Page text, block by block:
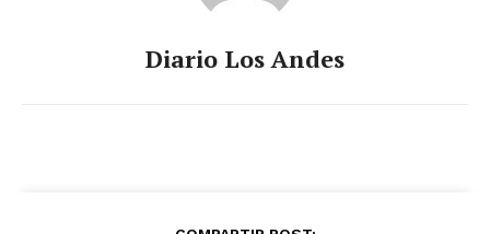
Diario Los Andes